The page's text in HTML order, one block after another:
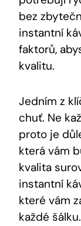
bez
instantní
faktorů,
kvalitu.
Jedním z
chuť. Ne
proto je
která vám
kvalita
instantní
které vám
každé šálku.